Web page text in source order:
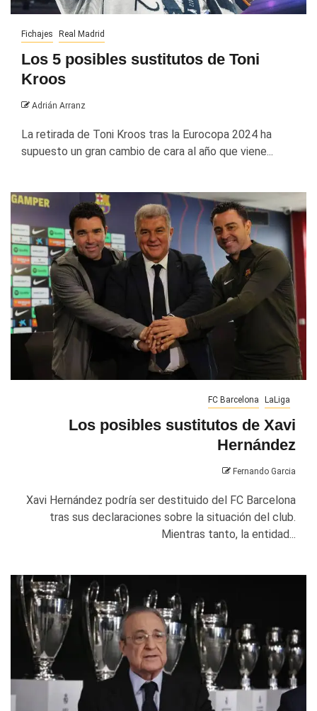
Fichajes Real Madrid
Los 5 posibles sustitutos de Toni
Kroos
Adrián Arranz
La retirada de Toni Kroos tras la Eurocopa 2024 ha
supuesto un gran cambio de cara al año que viene...
FC Barcelona LaLiga
Los posibles sustitutos de Xavi
Hernández
Fernando Garcia
Xavi Hernández podría ser destituido del FC Barcelona
tras sus declaraciones sobre la situación del club.
Mientras tanto, la entidad...